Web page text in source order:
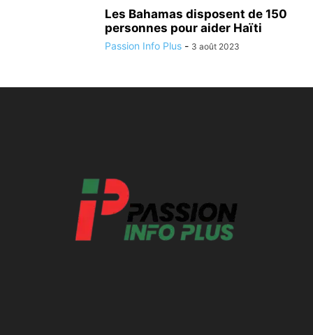
Les Bahamas disposent de 150
personnes pour aider Haïti
Passion Info Plus - 3 août 2023